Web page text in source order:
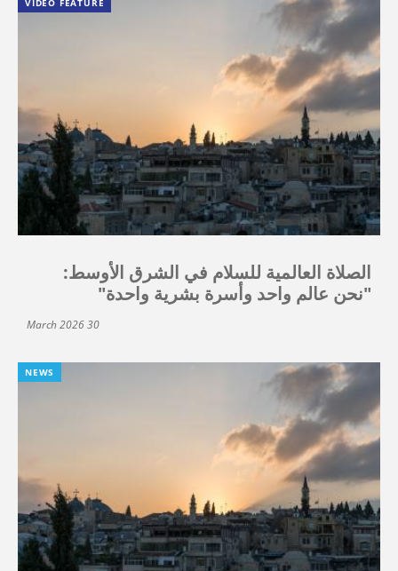
الصلاة العالمية للسلام في الشرق الأوسط:
"نحن عالم واحد وأسرة بشرية واحدة"
30 March 2026
NEWS